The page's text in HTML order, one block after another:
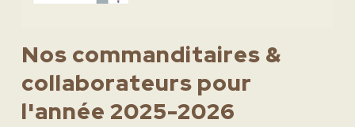
Nos commanditaires &
collaborateurs pour
l'année 2025-2026